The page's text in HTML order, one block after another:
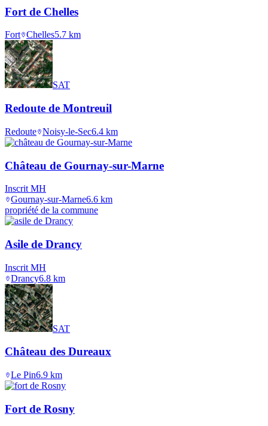
Fort de Chelles
Fort Chelles5.7 km
SAT
Redoute de Montreuil
Redoute Noisy-le-Sec6.4 km
Château de Gournay-sur-Marne
Inscrit MH
Gournay-sur-Marne6.6 km
propriété de la commune
Asile de Drancy
Inscrit MH
Drancy6.8 km
SAT
Château des Dureaux
Le Pin6.9 km
Fort de Rosny